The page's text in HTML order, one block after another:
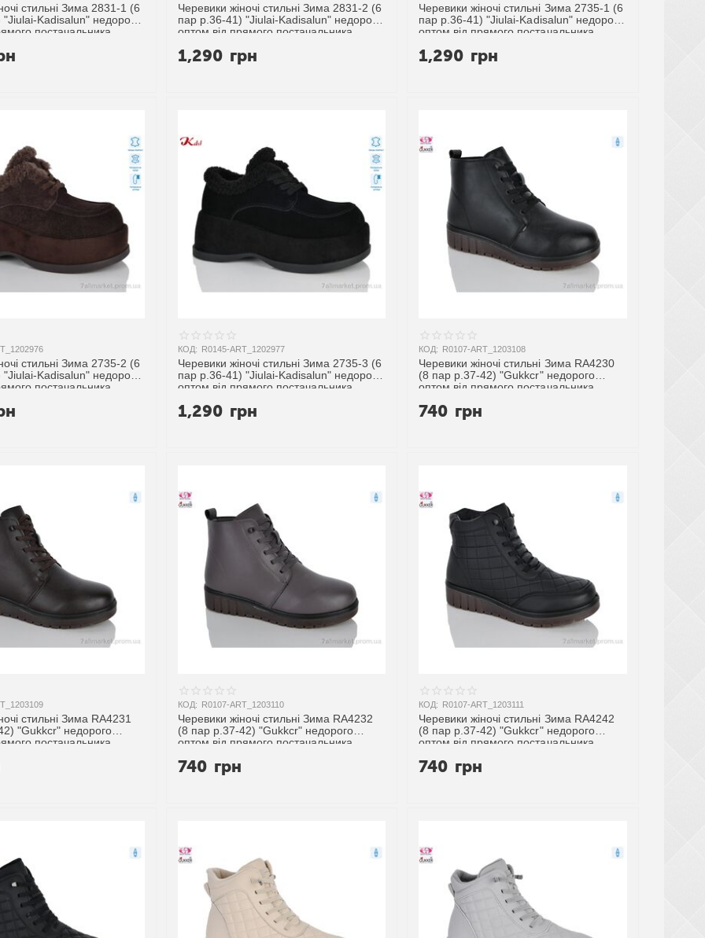
стильні Зима 2831-1 (6
Kadisalun" недорого
постачальника
Черевики жіночі стильні Зима 2831-2 (6
пар р.36-41) "Jiulai-Kadisalun" недорого
оптом від прямого постачальника
1,290 грн
Черевики жіночі стильні Зима 2735-1 (6
пар р.36-41) "Jiulai-Kadisalun" недорого
оптом від прямого постачальника
1,290 грн
стильні Зима 2735-2 (6
Kadisalun" недорого
постачальника
КОД: R0145-ART_1202977
Черевики жіночі стильні Зима 2735-3 (6
пар р.36-41) "Jiulai-Kadisalun" недорого
оптом від прямого постачальника
1,290 грн
КОД: R0107-ART_1203108
Черевики жіночі стильні Зима RA4230
(8 пар р.37-42) "Gukkcr" недорого
оптом від прямого постачальника
740 грн
стильні Зима RA4231
"Gukkcr" недорого
постачальника
КОД: R0107-ART_1203110
Черевики жіночі стильні Зима RA4232
(8 пар р.37-42) "Gukkcr" недорого
оптом від прямого постачальника
740 грн
КОД: R0107-ART_1203111
Черевики жіночі стильні Зима RA4242
(8 пар р.37-42) "Gukkcr" недорого
оптом від прямого постачальника
740 грн